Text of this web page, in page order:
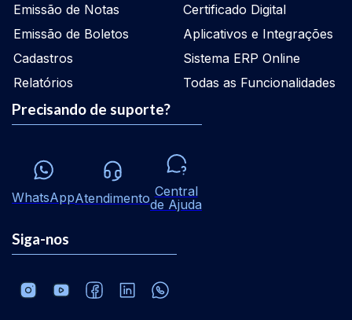
Emissão de Notas
Emissão de Boletos
Cadastros
Relatórios
Certificado Digital
Aplicativos e Integrações
Sistema ERP Online
Todas as Funcionalidades
Precisando de suporte?
WhatsAppAtendimento Central
de Ajuda
Siga-nos